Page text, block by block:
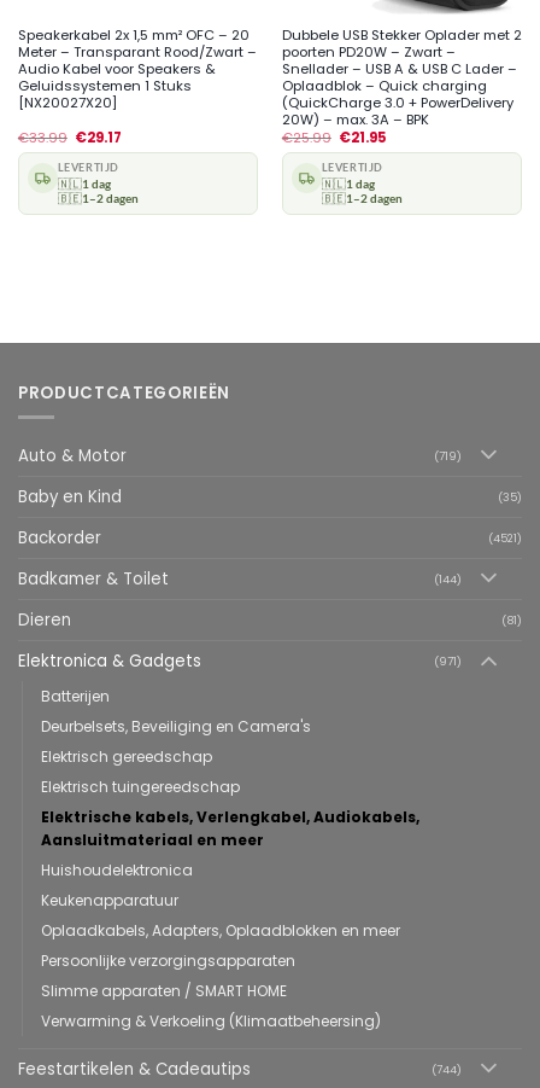
Speakerkabel 2x 1,5 mm² OFC – 20
Meter – Transparant Rood/Zwart –
Audio Kabel voor Speakers &
Geluidssystemen 1 Stuks
[NX20027X20]
€33.99 €29.17
LEVERTIJD
🇳🇱1 dag
🇧🇪1–2 dagen
Dubbele USB Stekker Oplader met 2
poorten PD20W – Zwart –
Snellader – USB A & USB C Lader –
Oplaadblok – Quick charging
(QuickCharge 3.0 + PowerDelivery
20W) – max. 3A – BPK
€25.99 €21.95
LEVERTIJD
🇳🇱1 dag
🇧🇪1–2 dagen
PRODUCTCATEGORIEËN
Auto & Motor (719)
Baby en Kind (35)
Backorder (4521)
Badkamer & Toilet (144)
Dieren (81)
Elektronica & Gadgets (971)
Batterijen
Deurbelsets, Beveiliging en Camera's
Elektrisch gereedschap
Elektrisch tuingereedschap
Elektrische kabels, Verlengkabel, Audiokabels,
Aansluitmateriaal en meer
Huishoudelektronica
Keukenapparatuur
Oplaadkabels, Adapters, Oplaadblokken en meer
Persoonlijke verzorgingsapparaten
Slimme apparaten / SMART HOME
Verwarming & Verkoeling (Klimaatbeheersing)
Feestartikelen & Cadeautips (744)